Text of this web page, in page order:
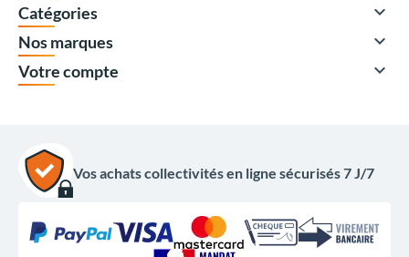
Catégories 
Nos marques 
Votre compte 
Vos achats collectivités en ligne sécurisés 7 J/7